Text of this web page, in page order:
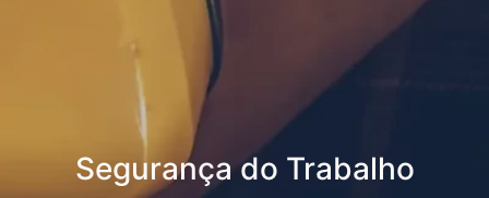
Segurança do Trabalho